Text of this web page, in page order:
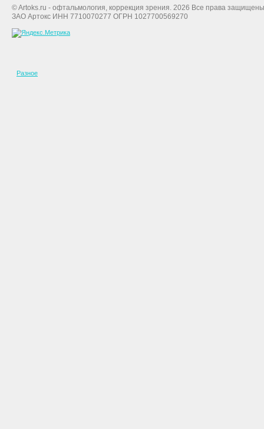
© Artoks.ru - офтальмология, коррекция зрения. 2026 Все права
ЗАО Артокс ИНН 7710070277 ОГРН 1027700569270
Разное